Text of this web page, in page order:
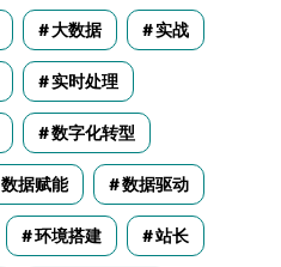
大数据 实战
实时处理
数字化转型
数据赋能 数据驱动
环境搭建 站长